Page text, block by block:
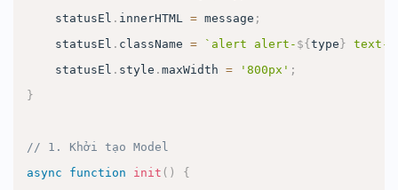
    statusEl
. innerHTML = message ;
    statusEl
. className = ` alert alert- ${ type } text-
    statusEl
. style . maxWidth = '800px' ;
}
// 1. Khởi tạo Model
async
function init ( )
{